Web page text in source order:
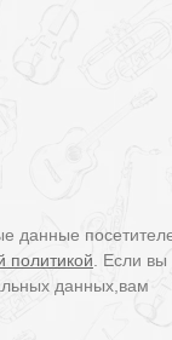
данные
политикой . Если
данных,вам